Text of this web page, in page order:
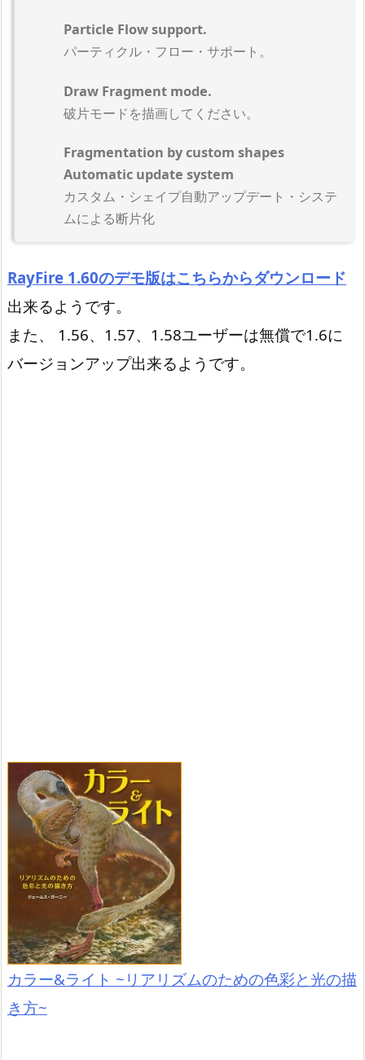
Particle Flow support.
パーティクル・フロー・サポート。
Draw Fragment mode.
破片モードを描画してください。
Fragmentation by custom shapes
Automatic update system
カスタム・シェイプ自動アップデート・システ
ムによる断片化
RayFire 1.60のデモ版はこちらからダウンロード
出来るようです。
また、 1.56、1.57、1.58ユーザーは無償で1.6に
バージョンアップ出来るようです。
カラー&ライト ~リアリズムのための色彩と光の描
き方~